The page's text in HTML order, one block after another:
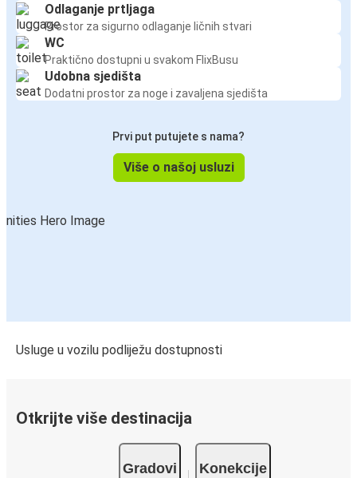
Odlaganje prtljaga
Prostor za sigurno odlaganje ličnih stvari
WC
Praktično dostupni u svakom FlixBusu
Udobna sjedišta
Dodatni prostor za noge i zavaljena sjedišta
Prvi put putujete s nama?
Više o našoj usluzi
Usluge u vozilu podliježu dostupnosti
Otkrijte više destinacija
Gradovi Konekcije